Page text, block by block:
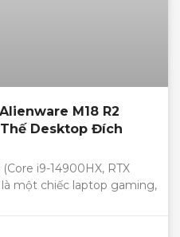
M18 R2
Desktop Đích
i9-14900HX, RTX
một chiếc laptop gaming,